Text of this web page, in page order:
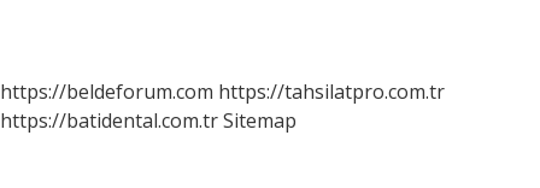
Gramdır
https://beldeforum.com https://tahsilatpro.com.tr
https://batidental.com.trSitemap